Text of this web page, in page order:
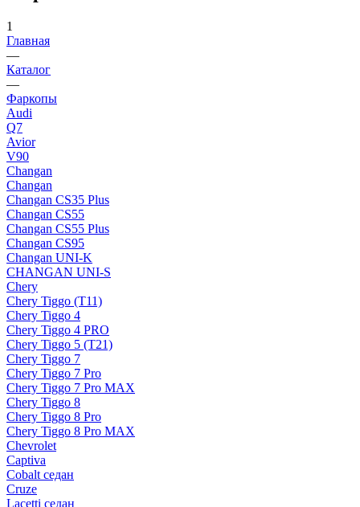
1
Главная
—
Каталог
—
Фаркопы
Audi
Q7
Avior
V90
Changan
Changan
Changan CS35 Plus
Changan CS55
Changan CS55 Plus
Changan CS95
Changan UNI-K
CHANGAN UNI-S
Chery
Chery Tiggo (Т11)
Chery Tiggo 4
Chery Tiggo 4 PRO
Chery Tiggo 5 (Т21)
Chery Tiggo 7
Chery Tiggo 7 Pro
Chery Tiggo 7 Pro MAX
Chery Tiggo 8
Chery Tiggo 8 Pro
Chery Tiggo 8 Pro MAX
Chevrolet
Captiva
Cobalt седан
Cruze
Lacetti седан